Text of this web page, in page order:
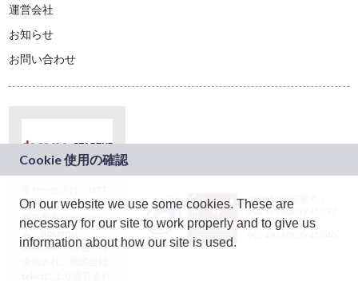
運営会社
お知らせ
お問い合わせ
ドコモグループの新
規事業創出プログラ
ム「docomo
STARTUP」を通じて
JASRAC許諾番号：
9024936001Y45037
JASRAC許諾番号：
On our website we use some cookies. These are
necessary for our site to work properly and to give us
information about how our site is used.